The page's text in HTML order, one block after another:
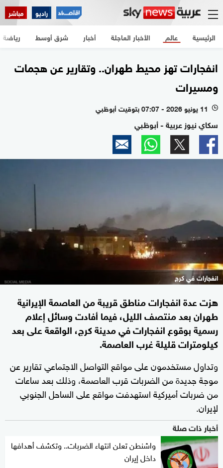
راديو مباشر
الرئيسية الأخبار العاجلة أخبار شرق أوسط عالم رياضة
انفجارات تهز محيط طهران.. وتقارير عن هجمات
ومسيرات
l 11 يونيو 2026 - 07:07 بتوقيت أبوظبي
سكاي نيوز عربية - أبوظبي
انفجارات في كرج
هزت عدة انفجارات مناطق قريبة من العاصمة الإيرانية
طهران بعد منتصف الليل، فيما أفادت وسائل إعلام
رسمية بوقوع انفجارات في مدينة كرج، الواقعة على بعد
كيلومترات قليلة غرب العاصمة.
وتداول مستخدمون على مواقع التواصل الاجتماعي تقارير عن
موجة جديدة من الضربات قرب العاصمة، وذلك بعد ساعات
من ضربات أميركية استهدفت مواقع على الساحل الجنوبي
لإيران.
أخبار ذات صلة
واشنطن تعلن انتهاء الضربات.. وتكشف أهدافها
داخل إيران